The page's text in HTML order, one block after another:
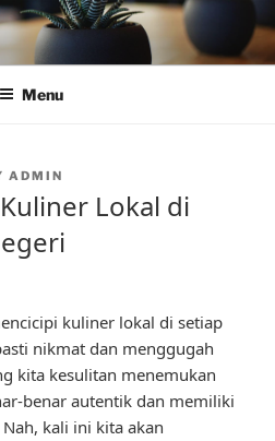
Menu
ADMIN
Lokal di
kuliner lokal di setiap
nikmat dan menggugah
kita kesulitan menemukan
benar autentik dan memiliki
kali ini kita akan